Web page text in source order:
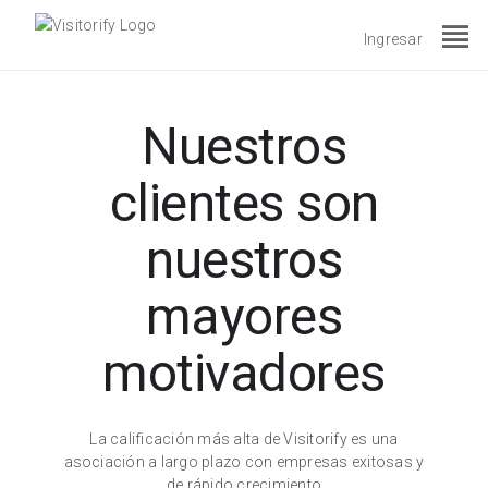
Ingresar view_headline
Nuestros
clientes son
nuestros
mayores
motivadores
La calificación más alta de Visitorify es una
asociación a largo plazo con empresas exitosas y